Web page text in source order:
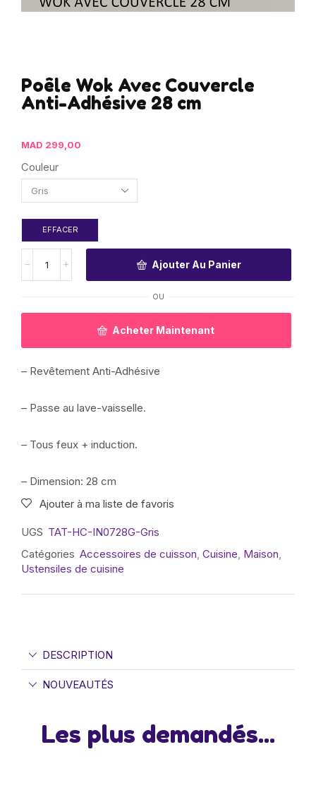
Poêle Wok Avec Couvercle
Anti-Adhésive 28 cm
MAD 299,00
Couleur
EFFACER
Ajouter Au Panier
OU
Acheter Maintenant
– Revêtement Anti-Adhésive
– Passe au lave-vaisselle.
– Tous feux + induction.
– Dimension: 28 cm
Ajouter à ma liste de favoris
UGS TAT-HC-IN0728G-Gris
Catégories Accessoires de cuisson, Cuisine, Maison,
Ustensiles de cuisine
DESCRIPTION
NOUVEAUTÉS
Les plus demandés...